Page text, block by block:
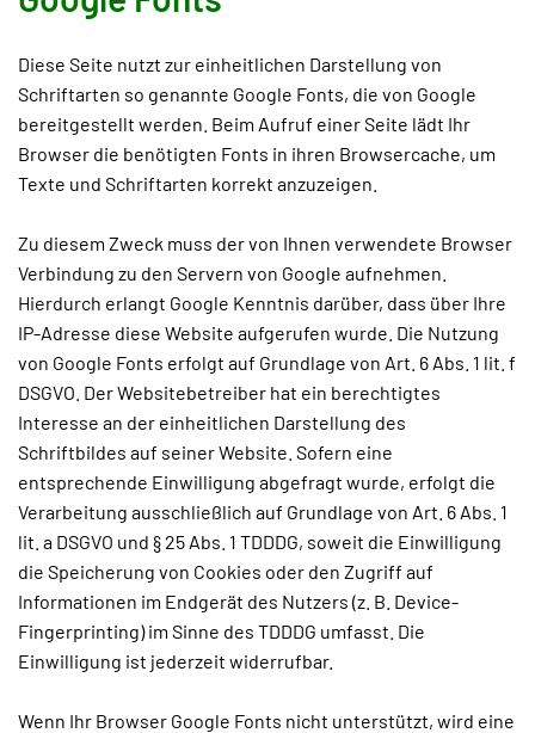
Diese Seite nutzt zur einheitlichen Darstellung von
Schriftarten so genannte Google Fonts, die von Google
bereitgestellt werden. Beim Aufruf einer Seite lädt Ihr
Browser die benötigten Fonts in ihren Browsercache, um
Texte und Schriftarten korrekt anzuzeigen.
Zu diesem Zweck muss der von Ihnen verwendete Browser
Verbindung zu den Servern von Google aufnehmen.
Hierdurch erlangt Google Kenntnis darüber, dass über Ihre
IP-Adresse diese Website aufgerufen wurde. Die Nutzung
von Google Fonts erfolgt auf Grundlage von Art. 6 Abs. 1 lit. f
DSGVO. Der Websitebetreiber hat ein berechtigtes
Interesse an der einheitlichen Darstellung des
Schriftbildes auf seiner Website. Sofern eine
entsprechende Einwilligung abgefragt wurde, erfolgt die
Verarbeitung ausschließlich auf Grundlage von Art. 6 Abs. 1
lit. a DSGVO und § 25 Abs. 1 TDDDG, soweit die Einwilligung
die Speicherung von Cookies oder den Zugriff auf
Informationen im Endgerät des Nutzers (z. B. Device-
Fingerprinting) im Sinne des TDDDG umfasst. Die
Einwilligung ist jederzeit widerrufbar.
Wenn Ihr Browser Google Fonts nicht unterstützt, wird eine